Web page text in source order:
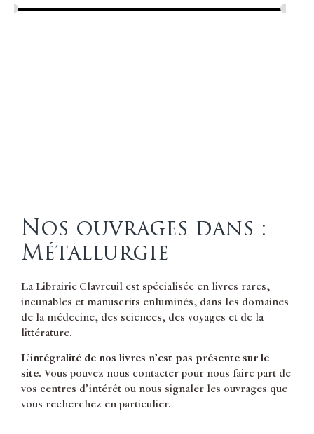
Ichtiologie
Nos ouvrages dans :
Métallurgie
La Librairie Clavreuil est spécialisée en livres rares,
incunables et manuscrits enluminés, dans les domaines
de la médecine, des sciences, des voyages et de la
littérature.
L’intégralité de nos livres n’est pas présente sur le
site. Vous pouvez nous contacter pour nous faire part de
vos centres d’intérêt ou nous signaler les ouvrages que
vous recherchez en particulier.